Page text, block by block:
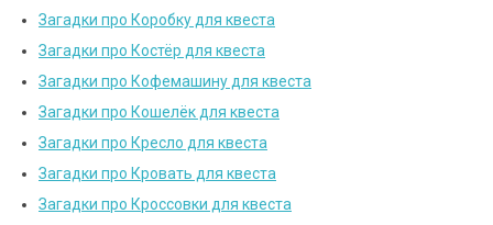
Загадки про Коробку для квеста
Загадки про Костёр для квеста
Загадки про Кофемашину для квеста
Загадки про Кошелёк для квеста
Загадки про Кресло для квеста
Загадки про Кровать для квеста
Загадки про Кроссовки для квеста